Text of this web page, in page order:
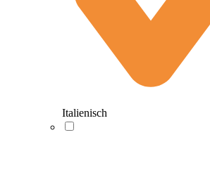
Italienisch